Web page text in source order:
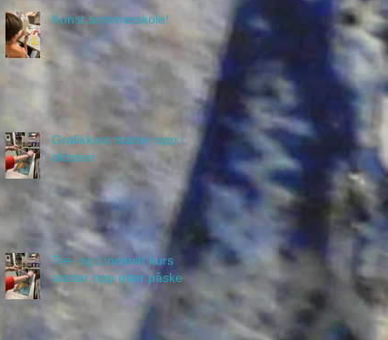
Kunst sommerskole!
Grafikkurs starter opp i
oktober
Tre- og Linosnitt kurs
starter opp etter påske